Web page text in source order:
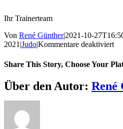
Ihr Trainerteam
Von René Günther|2021-10-
2021|Judo|Kommentare deaktiviertfür
Share This Story, Choose Your
Facebook
X
Reddit
LinkedIn
WhatsApp
Telegram
Tumblr
Pinterest
Vk
Xing
E-
Mail
Über den Autor: René